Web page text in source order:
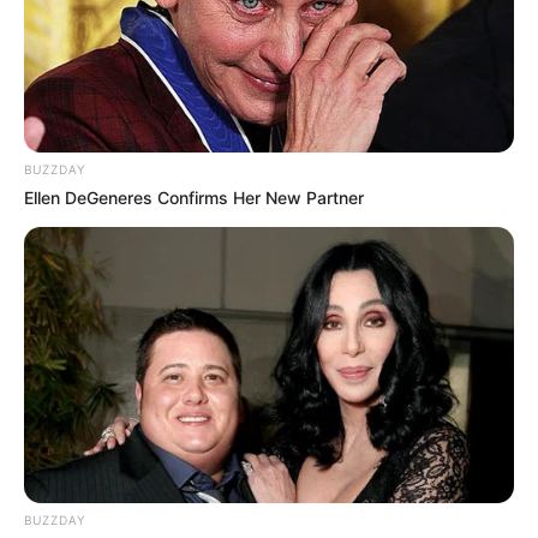
(foto: Instagram/suzu.hirose.official)
3. Saat memerankan karakter anak sekolah di filmSunny
BUZZDAY
Ellen DeGeneres Confirms Her New Partner
BUZZDAY